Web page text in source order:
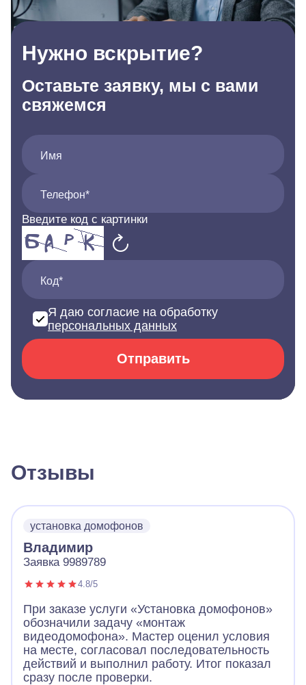
Нужно вскрытие?
Оставьте заявку, мы с вами
свяжемся
Имя
Телефон*
Введите код с картинки
Код*
Я даю согласие на обработку
персональных данных
Отправить
Отзывы
установка домофонов
Владимир
Заявка 9989789
4.8/5
При заказе услуги «Установка домофонов»
обозначили задачу «монтаж
видеодомофона». Мастер оценил условия
на месте, согласовал последовательность
действий и выполнил работу. Итог показал
сразу после проверки.